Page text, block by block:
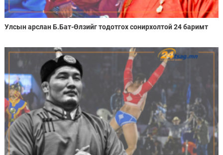
Улсын арслан Б.Бат-Өлзийг тодотгох сонирхолтой 24 баримт